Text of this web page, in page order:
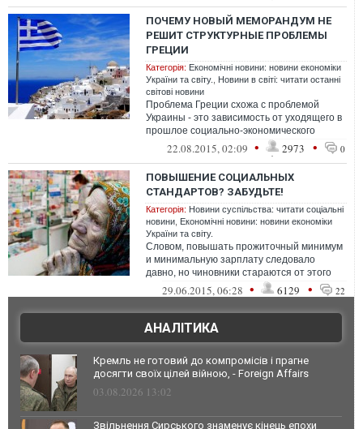
ПОЧЕМУ НОВЫЙ МЕМОРАНДУМ НЕ
РЕШИТ СТРУКТУРНЫЕ ПРОБЛЕМЫ
ГРЕЦИИ
Категорія: Економічні новини: новини економіки
України та світу.
Новини в світі: читати останні
світові новини
Проблема Греции схожа с проблемой
Украины - это зависимость от уходящего в
прошлое социально-экономического
уклада, где государство является гарантом
22.08.2015, 02:09 • 2973 • 0
ПОВЫШЕНИЕ СОЦИАЛЬНЫХ
СТАНДАРТОВ? ЗАБУДЬТЕ!
Категорія: Новини суспільства: читати соціальні
новини Економічні новини: новини економіки
України та світу.
Словом, повышать прожиточный минимум
и минимальную зарплату следовало
давно, но чиновники стараются от этого
уйти, мотивируя нехваткой средств
29.06.2015, 06:28 • 6129 • 22
АНАЛІТИКА
Кремль не готовий до компромісів і прагне
досягти своїх цілей війною, - Foreign Affairs
03.08.2026 13:02
Звільнення Сирського знаменує кінець епохи